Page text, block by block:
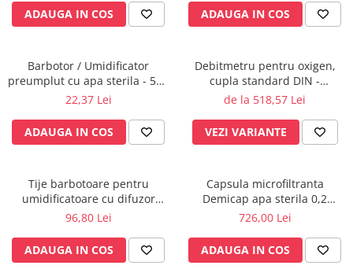
Holter EKG
Injectomate
CPAP si AUTOCPAP
Instalatii gaze medicinale
Statii gaze medicinale
Prize gaze medicinale
Regulatoare presiune gaze
medicinale
Butelii gaze medicale
ADAUGA IN COS ADAUGA IN COS
Barbotor / Umidificator
preumplut cu apa sterila - 550
ml - Amsino
22,37 Lei
ADAUGA IN COS
Debitmetru pentru oxigen,
cupla standard DIN -
MEDIMETER - GCE
de la 518,57 Lei
VEZI VARIANTE
Tije barbotoare pentru
umidificatoare cu difuzor
oxigen, set x 10 buc.
96,80 Lei
ADAUGA IN COS
Capsula microfiltranta
Demicap apa sterila 0,2
microni 60 cicluri cu gat gros
726,00 Lei
ADAUGA IN COS